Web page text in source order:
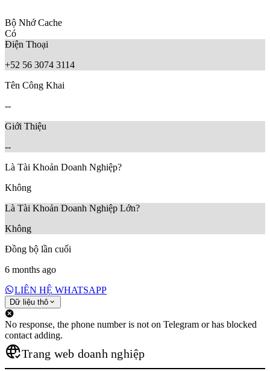
Bộ Nhớ Cache
Có
Điện Thoại
+52 56 3074 3114
Tên Công Khai
--
Giới Thiệu
--
Là Tài Khoản Doanh Nghiệp?
Không
Là Tài Khoản Doanh Nghiệp Lớn?
Không
Đồng bộ lần cuối
6 months ago
LIÊN HỆ WHATSAPP
Dữ liệu thô
No response, the phone number is not on Telegram or has blocked
contact adding.
Trang web doanh nghiệp